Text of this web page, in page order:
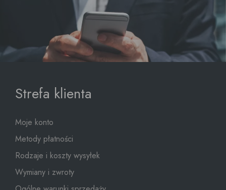
Strefa klienta
Moje konto
Metody płatności
Rodzaje i koszty wysyłek
Wymiany i zwroty